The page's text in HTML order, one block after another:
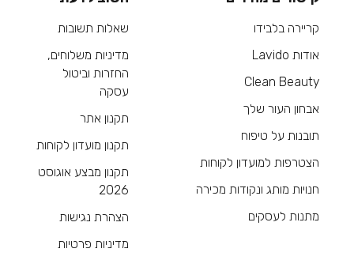
קריירה בלבידו
אודות Lavido
Clean Beauty
אבחון העור שלך
תובנות על טיפוח
הצטרפות למועדון לקוחות
חנויות מותג ונקודות מכירה
מתנות לעסקים
שאלות תשובות
מדיניות משלוחים,
החזרות וביטול
עסקה
תקנון אתר
תקנון מועדון לקוחות
תקנון מבצע אוגוסט
2026
הצהרת נגישות
מדיניות פרטיות